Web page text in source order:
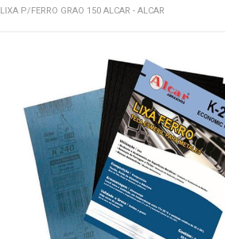
LIXA P/FERRO GRAO 150 ALCAR - ALCAR